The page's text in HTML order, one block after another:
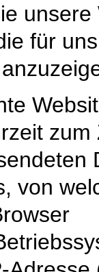
für
von